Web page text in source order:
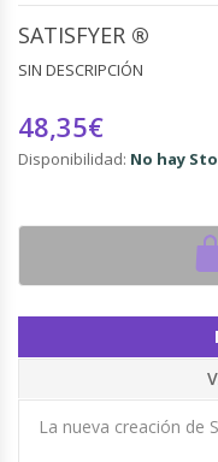
SATISFYER ®
SIN DESCRIPCIÓN
48,35€
Disponibilidad: No hay
La nueva creación de